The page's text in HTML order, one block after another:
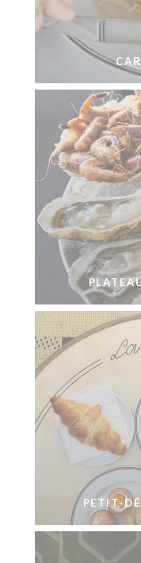
PETIT-